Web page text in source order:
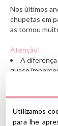
Nos últimos
chupetas em
as tornou
Atenção!
A
quase
um pouco
A marca
borracha
e aumenta. E
Utilizamos
para lhe